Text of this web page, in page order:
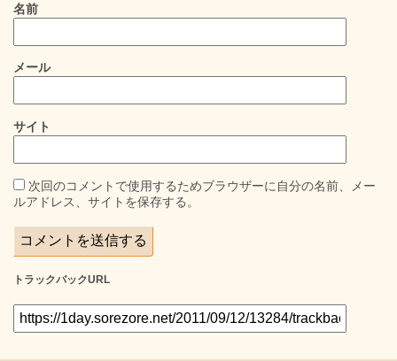
名前
メール
サイト
次回のコメントで使用するためブラウザーに自分の名前、メー
ルアドレス、サイトを保存する。
トラックバックURL